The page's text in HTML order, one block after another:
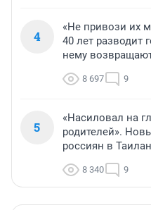
4
«Не привози их
40 лет разводит
нему
8 697 9
5
«Насиловал на
родителей».
россиян в
8 340 9